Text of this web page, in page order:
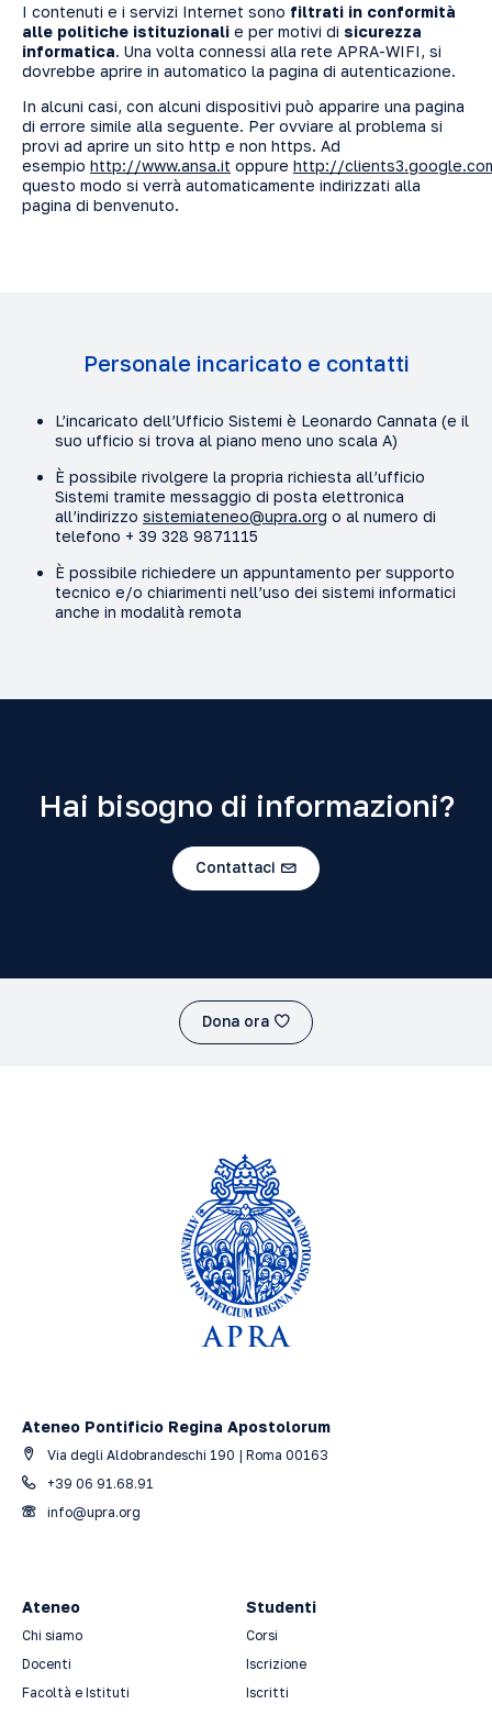
I contenuti e i servizi Internet sono filtrati in conformità
alle politiche istituzionali e per motivi di sicurezza
informatica. Una volta connessi alla rete APRA-WIFI, si
dovrebbe aprire in automatico la pagina di autenticazione.
In alcuni casi, con alcuni dispositivi può apparire una pagina
di errore simile alla seguente. Per ovviare al problema si
provi ad aprire un sito http e non https. Ad
esempio http://www.ansa.it oppure http://
questo modo si verrà automaticamente indirizzati alla
pagina di benvenuto.
Personale incaricato e contatti
L’incaricato dell’Ufficio Sistemi è Leonardo Cannata (e il
suo ufficio si trova al piano meno uno scala A)
È possibile rivolgere la propria richiesta all’ufficio
Sistemi tramite messaggio di posta elettronica
all’indirizzo sistemiateneo@upra.org o al numero di
telefono + 39 328 9871115
È possibile richiedere un appuntamento per supporto
tecnico e/o chiarimenti nell’uso dei sistemi informatici
anche in modalità remota
Hai bisogno di informazioni?
Contattaci
Dona ora
Ateneo Pontificio Regina Apostolorum
Via degli Aldobrandeschi 190 | Roma 00163
+39 06 91.68.91
info@upra.org
Ateneo
Chi siamo
Docenti
Facoltà e Istituti
Studenti
Corsi
Iscrizione
Iscritti